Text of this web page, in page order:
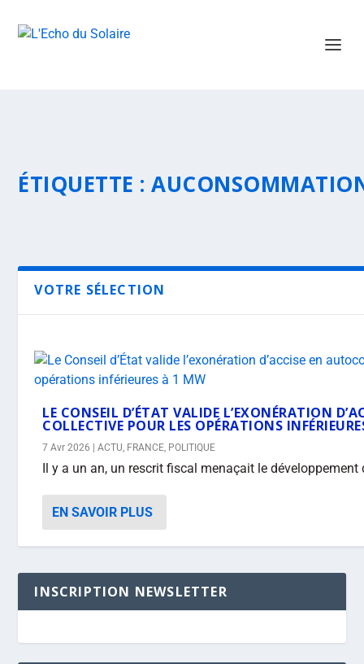
ÉTIQUETTE :
VOTRE SÉLECTION
LE CONSEIL D’ÉTAT VALIDE L’EXONÉRATION
COLLECTIVE POUR LES OPÉRATIONS
7 Avr 2026 |ACTU, FRANCE, POLITIQUE
Il y a un an, un rescrit fiscal menaçait le
EN SAVOIR PLUS
INSCRIPTION NEWSLETTER